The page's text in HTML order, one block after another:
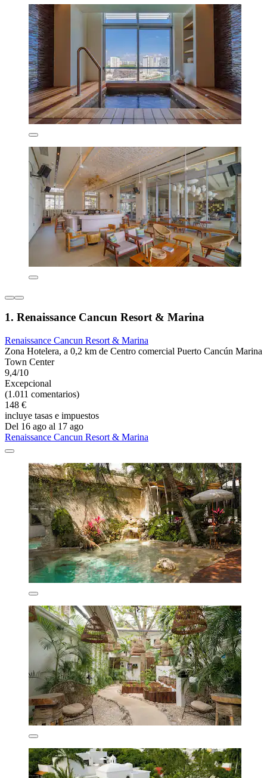
1. Renaissance Cancun Resort & Marina
Renaissance Cancun Resort & Marina
Zona Hotelera, a 0,2 km de Centro comercial Puerto Cancún Marina
Town Center
9,4/10
Excepcional
(1.011 comentarios)
148 €
incluye tasas e impuestos
Del 16 ago al 17 ago
Renaissance Cancun Resort & Marina